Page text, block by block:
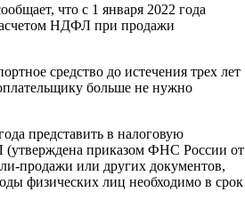
что с 1 января 2022 года
НДФЛ при продажи
средство до истечения трех лет
больше не нужно
представить в налоговую
приказом ФНС России от
продажи или других документов,
физических лиц необходимо в срок